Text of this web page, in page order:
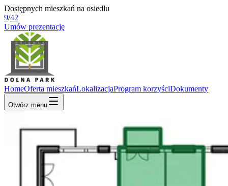
Dostępnych mieszkań na osiedlu
9/42
Umów prezentację
HomeOferta mieszkańLokalizacjaProgram korzyściDokumenty
Otwórz menu